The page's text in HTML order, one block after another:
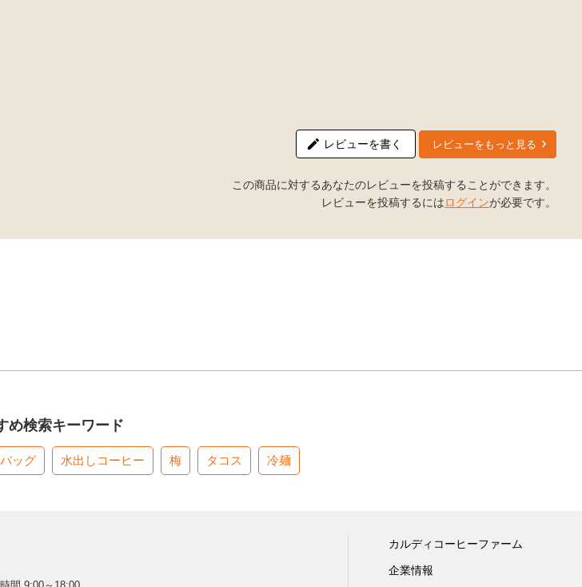
レビューを書く レビューをもっと見る
この商品に対するあなたのレビューを投稿することができます。
レビューを投稿するにはログインが必要です。
め検索キーワード
ッグ 水出しコーヒー 梅 タコス 冷麺
カルディコーヒーファーム
企業情報